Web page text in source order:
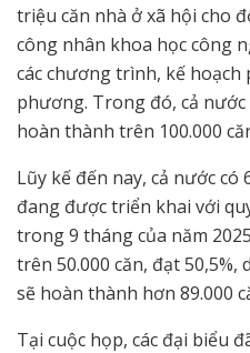
triệu căn nhà ở xã hội cho
công nhân khoa học công
các chương trình, kế
phương. Trong đó, cả
hoàn thành trên 100.000
Lũy kế đến nay, cả nước có
đang được triển khai với
trong 9 tháng của năm
trên 50.000 căn, đạt
sẽ hoàn thành hơn 89.000
Tại cuộc họp, các đại biểu